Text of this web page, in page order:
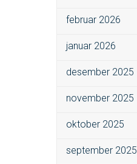
februar 2026
januar 2026
desember 2025
november 2025
oktober 2025
september 2025